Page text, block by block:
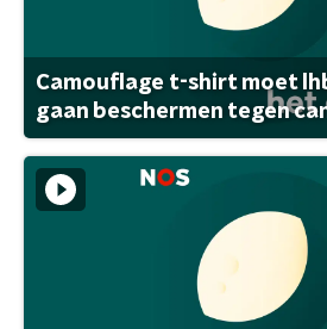
Camouflage t-shirt moet
gaan beschermen tegen